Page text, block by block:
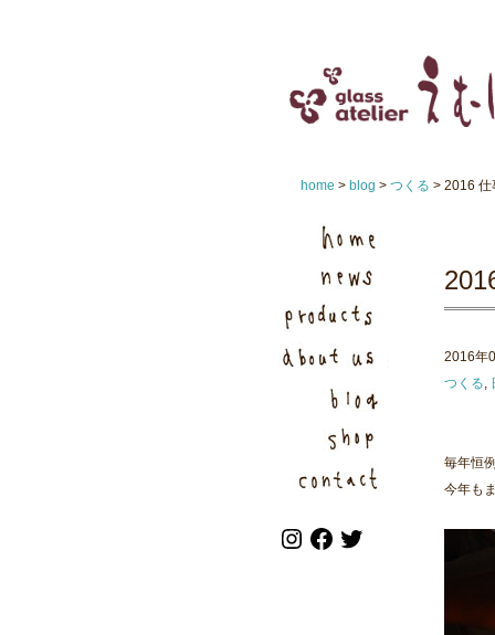
home > blog > つくる > 2016 仕
2016年
つくる
毎年恒
今年も